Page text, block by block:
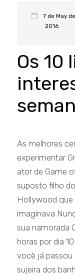
7 de May de
2016
Os 10
As melhores
experimentar
ator de Game
suposto filho
Hollywood
imaginava
sua namorada
horas por dia
você já passou
sujeira dos